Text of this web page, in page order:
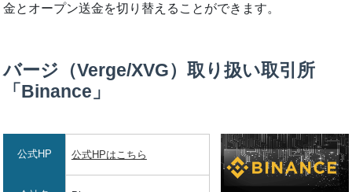
金とオープン送金を切り替えることができます。
バージ（Verge/XVG）取り扱い取引所
「Binance」
公式HP 公式HPはこちら